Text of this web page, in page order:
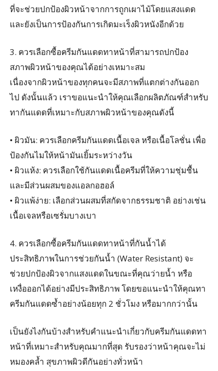
ที่จะช่วยปกป้องผิวหน้าจากการถูกเผาไม้โดยแสงแดด
และยังเป็นการป้องกันการเกิดมะเร็งผิวหนังอีกด้วย
3. ควรเลือกซื้อครีมกันแดดทาหน้าที่สามารถปกป้อง
สภาพผิวหน้าของคุณได้อย่างเหมาะสม
เนื่องจากผิวหน้าของทุกคนจะมีสภาพที่แตกต่างกันออก
ไป ดังนั้นแล้ว เราขอแนะนำให้คุณเลือกผลิตภัณฑ์สำหรับ
ทากันแดดที่เหมาะกับสภาพผิวหน้าของคุณดังนี้
• ผิวมัน: ควรเลือกครีมกันแดดเนื้อเจล หรือเนื้อโลชั่น เพื่อ
ป้องกันไมให้หน้ามันเยิ้มระหว่างวัน
• ผิวแห้ง: ควรเลือกใช้กันแดดเนื้อครีมที่ให้ความชุ่มชื้น
และมีส่วนผสมของแอลกอฮอล์
• ผิวแพ้ง่าย: เลือกส่วนผสมที่สกัดจากธรรมชาติ อย่างเช่น
เนื้อเจลหรือเซรั่มบางเบา
4. ควรเลือกซื้อครีมกันแดดทาหน้าที่กันน้ำได้
ประสิทธิภาพในการช่วยกันน้ำ (Water Resistant) จะ
ช่วยปกป้องผิวจากแสงแดดในขณะที่คุณว่ายน้ำ หรือ
เหงื่อออกได้อย่างมีประสิทธิภาพ โดยขอแนะนำให้คุณทา
ครีมกันแดดซ้ำอย่างน้อยทุก 2 ชั่วโมง หรือมากกว่านั้น
เป็นยังไงกันบ้างสำหรับคำแนะนำเกี่ยวกับครีมกันแดดทา
หน้าที่เหมาะสำหรับคุณมากที่สุด รับรองว่าหน้าคุณจะไม่
หมองคล้ำ สุขภาพผิวดีกันอย่างทั่วหน้า